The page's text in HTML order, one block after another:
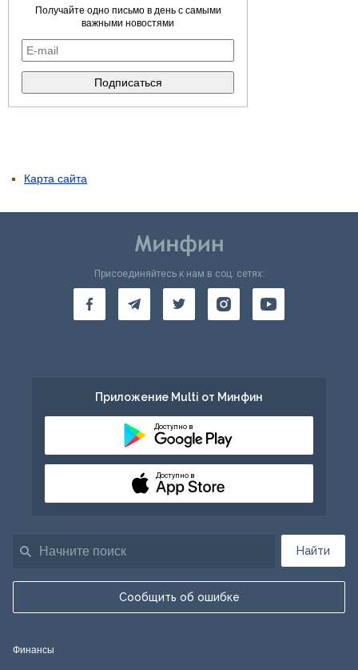
Получайте одно письмо в день с самыми
важными новостями
Карта сайта
Найти
Сообщить об ошибке
Присоединяйтесь к нам в соц. сетях:
Приложение Multi от Минфин
Доступно в
Доступно в
Финансы